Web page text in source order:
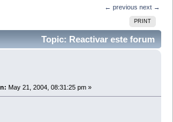
← previous next →
PRINT
Topic: Reactivar este forum
May 21, 2004, 08:31:25 pm »